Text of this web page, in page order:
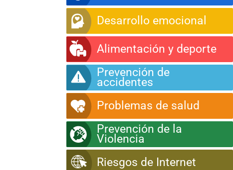
Desarrollo emocional
Alimentación y deporte
Prevención de
accidentes
Problemas de salud
Prevención de la
Violencia
Riesgos de Internet